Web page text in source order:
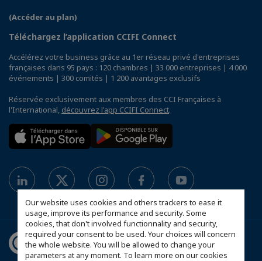
Our website uses cookies and others trackers to ease it
usage, improve its performance and security. Some
cookies, that don't involved functionnality and security,
required your consent to be used. Your choices will concern
the whole website. You will be allowed to change your
parameters at any moment. To learn more on our cookies
(Accéder au plan)
Téléchargez l’application CCIFI Connect
Accélérez votre business grâce au 1er réseau privé d'entreprises
françaises dans 95 pays : 120 chambres | 33 000 entreprises | 4 000
événements | 300 comités | 1 200 avantages exclusifs
Réservée exclusivement aux membres des CCI Françaises à
l'International, découvrez l'app CCIFI Connect.